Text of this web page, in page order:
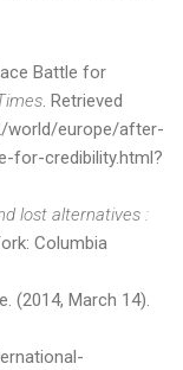
Battle for
. Retrieved
world/europe/after-
for-credibility.html?
lost alternatives :
Columbia
(2014, March 14).